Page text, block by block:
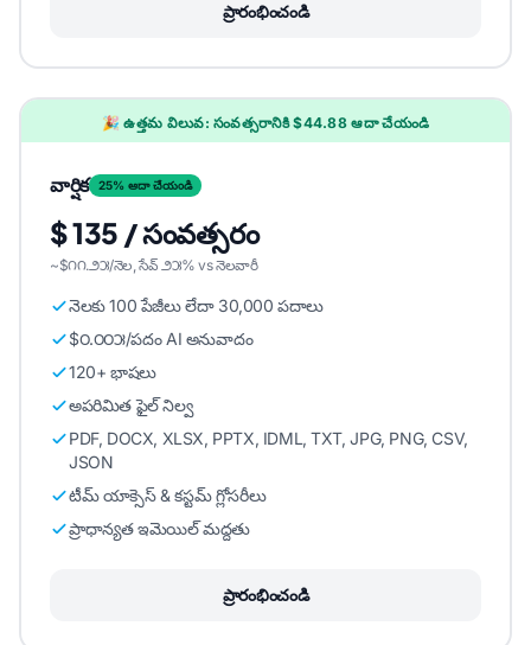
ప్రారంభించండి
🎉 ఉత్తమ విలువ: సంవత్సరానికి $44.88 ఆదా చేయండి
వార్షిక 25% ఆదా చేయండి
$ 135 / సంవత్సరం
~$౧౧.౨౫/నెల, సేవ్ ౨౫% vs నెలవారీ
నెలకు 100 పేజీలు లేదా 30,000 పదాలు
$౦.౦౦౫/పదం AI అనువాదం
120+ భాషలు
అపరిమిత ఫైల్ నిల్వ
PDF, DOCX, XLSX, PPTX, IDML, TXT, JPG, PNG, CSV,
JSON
టీమ్ యాక్సెస్ & కస్టమ్ గ్లోసరీలు
ప్రాధాన్యత ఇమెయిల్ మద్దతు
ప్రారంభించండి